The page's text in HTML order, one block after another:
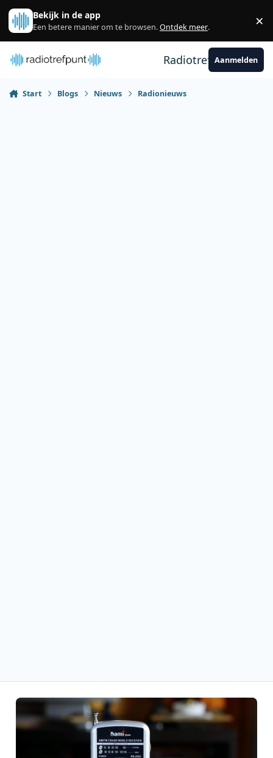
Spring naar bijdragen
Bekijk in de app
Een betere manier om te browsen.Ontdek meer. ×
RadiotrefpuntAanmelden
Start Blogs Nieuws Radionieuws